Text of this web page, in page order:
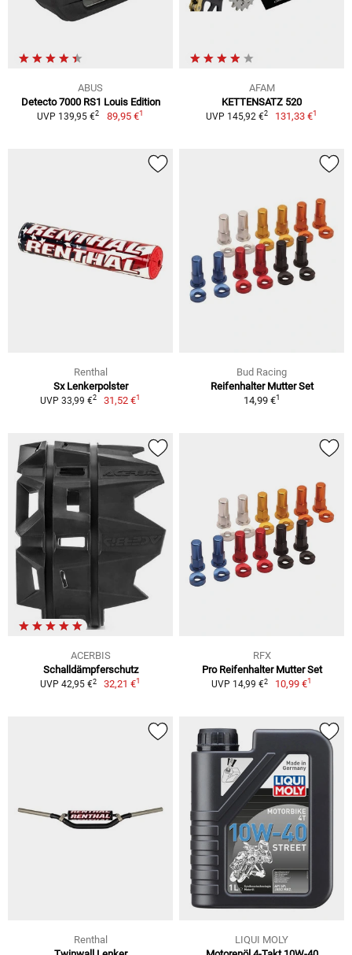
ABUS
Detecto 7000 RS1 Louis Edition
UVP 139,95 €2 89,95 €1
AFAM
KETTENSATZ 520
UVP 145,92 €2 131,33 €1
Renthal
Sx Lenkerpolster
UVP 33,99 €2 31,52 €1
Bud Racing
Reifenhalter Mutter Set
14,99 €1
ACERBIS
Schalldämpferschutz
UVP 42,95 €2 32,21 €1
RFX
Pro Reifenhalter Mutter Set
UVP 14,99 €2 10,99 €1
Renthal
LIQUI MOLY